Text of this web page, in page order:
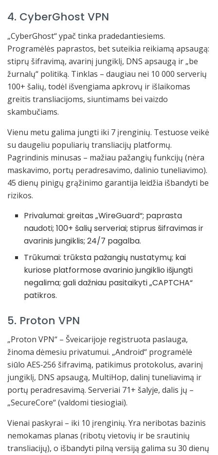
4. CyberGhost VPN
„CyberGhost“ ypač tinka pradedantiesiems.
Programėlės paprastos, bet suteikia reikiamą apsaugą:
stiprų šifravimą, avarinį jungiklį, DNS apsaugą ir „be
žurnalų“ politiką. Tinklas – daugiau nei 10 000 serverių
100+ šalių, todėl išvengiama apkrovų ir išlaikomas
greitis transliacijoms, siuntimams bei vaizdo
skambučiams.
Vienu metu galima jungti iki 7 įrenginių. Testuose veikė
su daugeliu populiarių transliacijų platformų.
Pagrindinis minusas – mažiau pažangių funkcijų (nėra
maskavimo, portų peradresavimo, dalinio tuneliavimo).
45 dienų pinigų grąžinimo garantija leidžia išbandyti be
rizikos.
Privalumai: greitas „WireGuard“; paprasta
naudoti; 100+ šalių serveriai; stiprus šifravimas ir
avarinis jungiklis; 24/7 pagalba.
Trūkumai: trūksta pažangių nustatymų; kai
kuriose platformose avarinio jungiklio išjungti
negalima; gali dažniau pasitaikyti „CAPTCHA“
patikros.
5. Proton VPN
„Proton VPN“ – Šveicarijoje registruota paslauga,
žinoma dėmesiu privatumui. „Android“ programėlė
siūlo AES‑256 šifravimą, patikimus protokolus, avarinį
jungiklį, DNS apsaugą, MultiHop, dalinį tuneliavimą ir
portų peradresavimą. Serveriai 71+ šalyje, dalis jų –
„SecureCore“ (valdomi tiesiogiai).
Vienai paskyrai – iki 10 įrenginių. Yra neribotas bazinis
nemokamas planas (ribotų vietovių ir be srautinių
transliacijų), o išbandyti pilną versiją galima su 30 dienų